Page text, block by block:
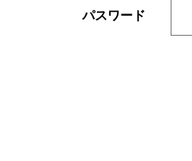
パスワード